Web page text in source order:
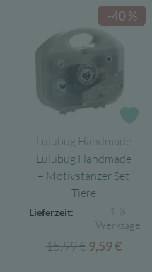
-40 %
Lulubug Handmade
Lulubug Handmade
– Motivstanzer Set
Tiere
Lieferzeit:
1-3
Werktage
15,99€ 9,59€